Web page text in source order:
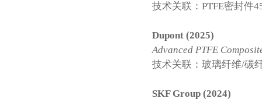
技术关联：PTFE密封件
Dupont (2025)
Advanced PTFE
技术关联：玻璃纤维/碳
SKF Group (2024)